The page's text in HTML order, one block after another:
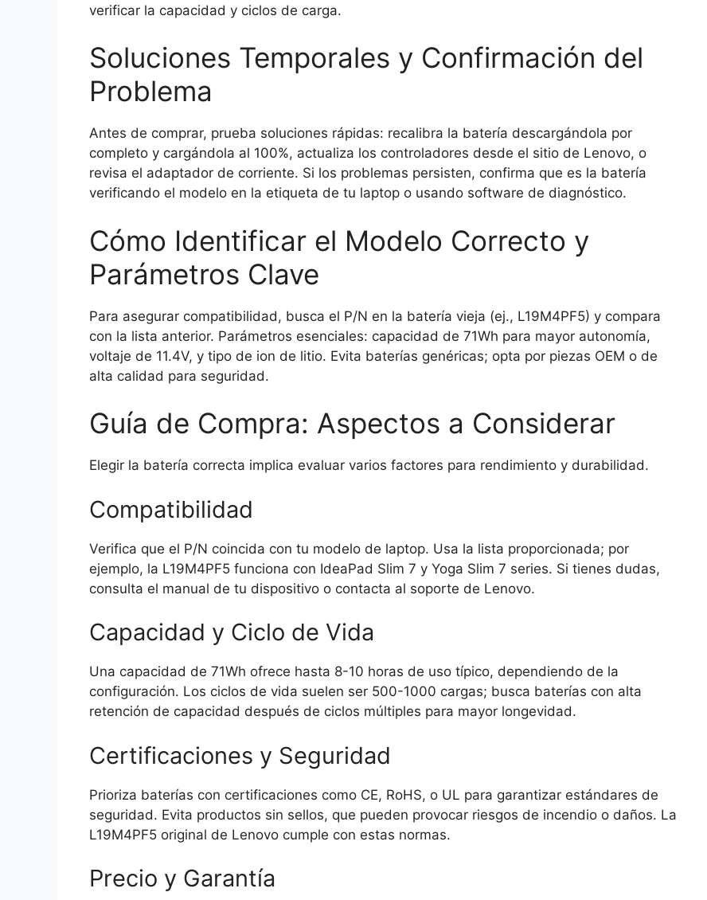
verificar la capacidad y ciclos de carga.
Soluciones Temporales y Confirmación del
Problema
Antes de comprar, prueba soluciones rápidas: recalibra la batería descargándola por
completo y cargándola al 100%, actualiza los controladores desde el sitio de Lenovo, o
revisa el adaptador de corriente. Si los problemas persisten, confirma que es la batería
verificando el modelo en la etiqueta de tu laptop o usando software de diagnóstico.
Cómo Identificar el Modelo Correcto y
Parámetros Clave
Para asegurar compatibilidad, busca el P/N en la batería vieja (ej., L19M4PF5) y compara
con la lista anterior. Parámetros esenciales: capacidad de 71Wh para mayor autonomía,
voltaje de 11.4V, y tipo de ion de litio. Evita baterías genéricas; opta por piezas OEM o de
alta calidad para seguridad.
Guía de Compra: Aspectos a Considerar
Elegir la batería correcta implica evaluar varios factores para rendimiento y durabilidad.
Compatibilidad
Verifica que el P/N coincida con tu modelo de laptop. Usa la lista proporcionada; por
ejemplo, la L19M4PF5 funciona con IdeaPad Slim 7 y Yoga Slim 7 series. Si tienes dudas,
consulta el manual de tu dispositivo o contacta al soporte de Lenovo.
Capacidad y Ciclo de Vida
Una capacidad de 71Wh ofrece hasta 8-10 horas de uso típico, dependiendo de la
configuración. Los ciclos de vida suelen ser 500-1000 cargas; busca baterías con alta
retención de capacidad después de ciclos múltiples para mayor longevidad.
Certificaciones y Seguridad
Prioriza baterías con certificaciones como CE, RoHS, o UL para garantizar estándares de
seguridad. Evita productos sin sellos, que pueden provocar riesgos de incendio o daños. La
L19M4PF5 original de Lenovo cumple con estas normas.
Precio y Garantía